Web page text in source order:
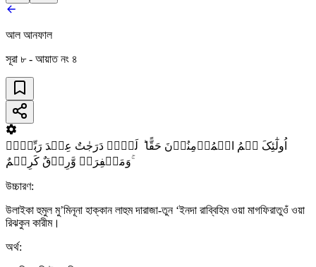
আল আনফাল
সূরা ৮ - আয়াত নং ৪
اُولٰٓئِکَ ہُمُ الۡمُؤۡمِنُوۡنَ حَقًّا ؕ لَہُمۡ دَرَجٰتٌ عِنۡدَ رَبِّہِمۡ
وَمَغۡفِرَۃٌ وَّرِزۡقٌ کَرِیۡمٌ ۚ
উচ্চারণ:
উলাইকা হুমুল মু’মিনূনা হাক্কান লাহুম দারাজা-তুন ‘ইনদা রাব্বিহিম ওয়া মাগফিরাতুওঁ ওয়া
রিঝকুন কারীম।
অর্থ: